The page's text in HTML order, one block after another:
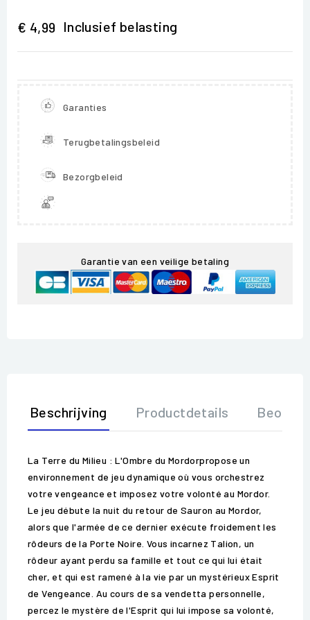
€ 4,99 Inclusief belasting
Garanties
Terugbetalingsbeleid
Bezorgbeleid
Garantie van een veilige betaling
Beschrijving Productdetails
La Terre du Milieu : L'Ombre du Mordorpropose un
environnement de jeu dynamique où vous orchestrez
votre vengeance et imposez votre volonté au Mordor.
Le jeu débute la nuit du retour de Sauron au Mordor,
alors que l'armée de ce dernier exécute froidement les
rôdeurs de la Porte Noire. Vous incarnez Talion, un
rôdeur ayant perdu sa famille et tout ce qui lui était
cher, et qui est ramené à la vie par un mystérieux Esprit
de Vengeance. Au cours de sa vendetta personnelle,
percez le mystère de l'Esprit qui lui impose sa volonté,